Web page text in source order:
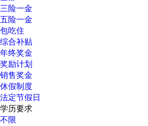
三险一金
五险一金
包吃住
综合补贴
年终奖金
奖励计划
销售奖金
休假制度
法定节假日
学历要求
不限